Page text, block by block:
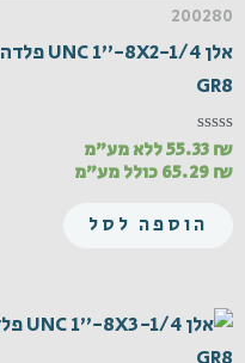
200280
אלן UNC 1"-8X2-1/4 פלדה
GR8
דורג
0
מתוך
55.33₪
ללא מע"מ
65.29₪
כולל מע"מ
הוספה לסל